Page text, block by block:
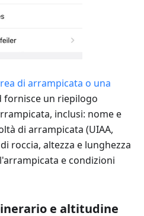
di arrampicata o una
fornisce un riepilogo
inclusi: nome e
di arrampicata (UIAA,
roccia, altezza e lunghezza
e condizioni
e altitudine